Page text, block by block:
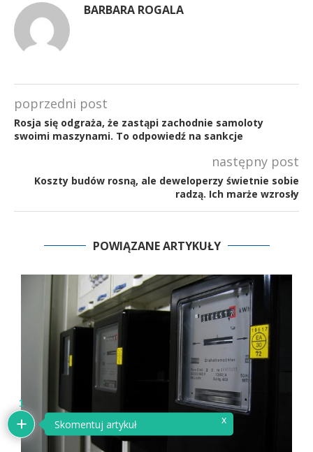
BARBARA ROGALA
poprzedni post
Rosja się odgraża, że zastąpi zachodnie samoloty
swoimi maszynami. To odpowiedź na sankcje
następny post
Koszty budów rosną, ale deweloperzy świetnie sobie
radzą. Ich marże wzrosły
POWIĄZANE ARTYKUŁY
1
Skomentuj artykuł x